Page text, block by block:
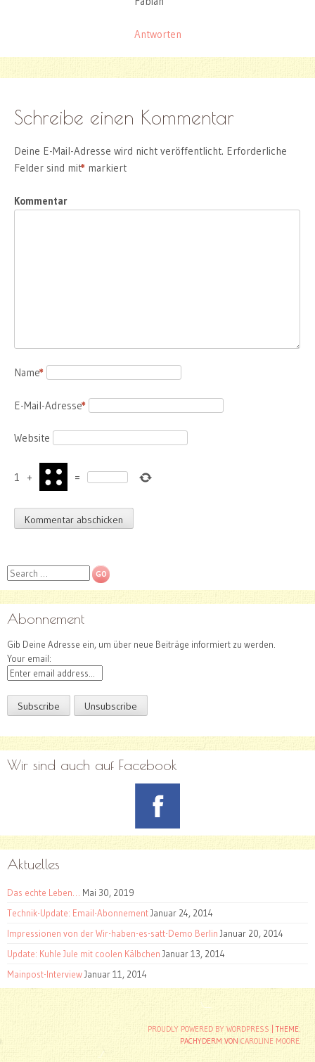
Antworten
Schreibe einen Kommentar
Deine E-Mail-Adresse wird nicht veröffentlicht. Erforderliche
Felder sind mit
* markiert
Kommentar
Name
*
E-Mail-Adresse
*
Website
1 + =
Search
Abonnement
Gib Deine Adresse ein, um über neue Beiträge informiert zu werden.
Your email:
Wir sind auch auf Facebook
Aktuelles
Das echte Leben… Mai 30, 2019
Technik-Update: Email-AbonnementJanuar 24, 2014
Impressionen von der Wir-haben-es-satt-Demo Berlin Januar 20, 2014
Update: Kuhle Jule mit coolen Kälbchen Januar 13, 2014
Mainpost-InterviewJanuar 11, 2014
PROUDLY POWERED BY WORDPRESS
THEME:
PACHYDERM VONCAROLINE MOORE